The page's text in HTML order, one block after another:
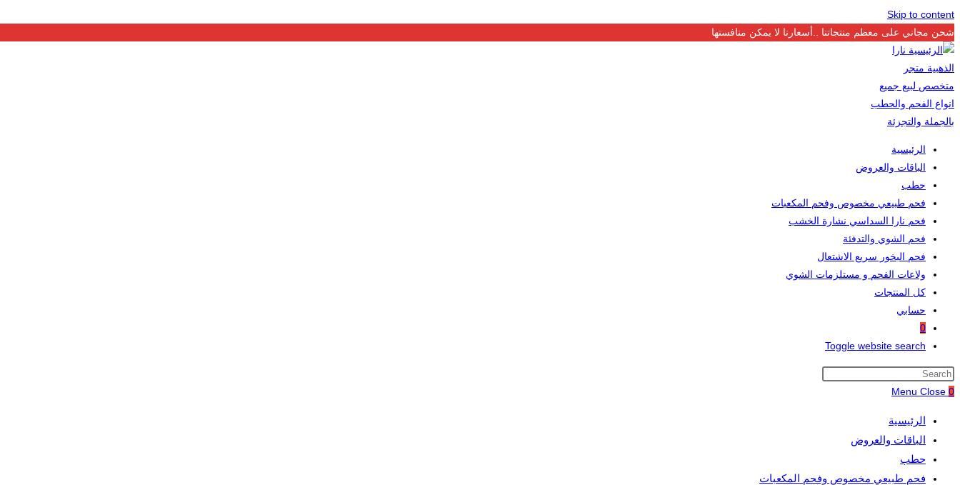
Skip to content
شحن مجاني على معظم منتجاتنا ..أسعارنا لا يمكن منافستها
الرئيسية
الباقات والعروض
حطب
فحم طبيعي مخصوص وفحم المكعبات
فحم نارا السداسي نشارة الخشب
فحم الشوي والتدفئة
فحم البخور سريع الاشتعال
ولاعات الفحم و مستلزمات الشوي
كل المنتجات
حسابي
0
Toggle website search
0
Menu Close
الرئيسية
الباقات والعروض
حطب
فحم طبيعي مخصوص وفحم المكعبات